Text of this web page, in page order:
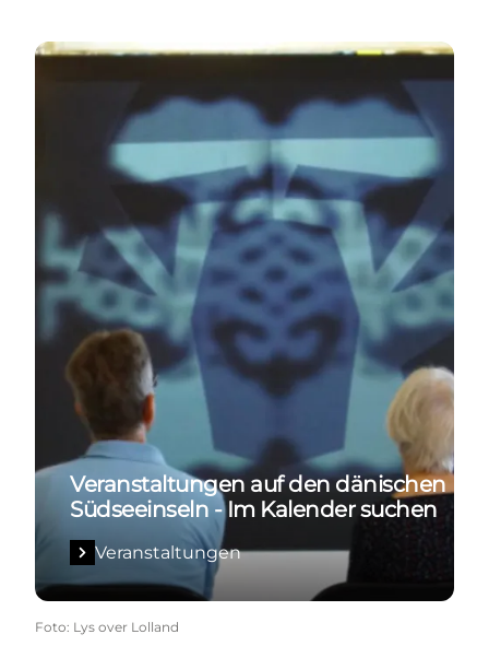
Veranstaltungen
Veranstaltungen auf den dänischen
Südseeinseln - Im Kalender suchen
Veranstaltungen
Foto: Lys over Lolland